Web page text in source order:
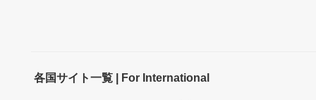
各国サイト一覧 | For International